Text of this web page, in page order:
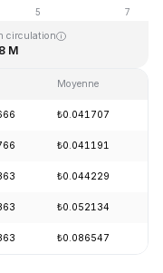
circulation
M
Moyenne
₺0.041707
₺0.041191
₺0.044229
₺0.052134
₺0.086547